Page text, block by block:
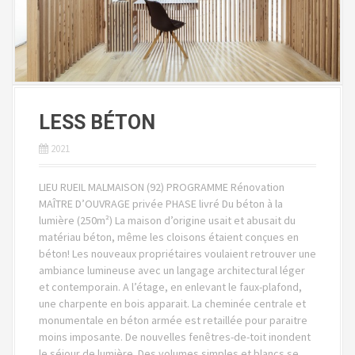
LESS BÉTON
2021
LIEU RUEIL MALMAISON (92) PROGRAMME Rénovation
MAÎTRE D’OUVRAGE privée PHASE livré Du béton à la
lumière (250m²) La maison d’origine usait et abusait du
matériau béton, même les cloisons étaient conçues en
béton! Les nouveaux propriétaires voulaient retrouver une
ambiance lumineuse avec un langage architectural léger
et contemporain. A l’étage, en enlevant le faux-plafond,
une charpente en bois apparait. La cheminée centrale et
monumentale en béton armée est retaillée pour paraitre
moins imposante. De nouvelles fenêtres-de-toit inondent